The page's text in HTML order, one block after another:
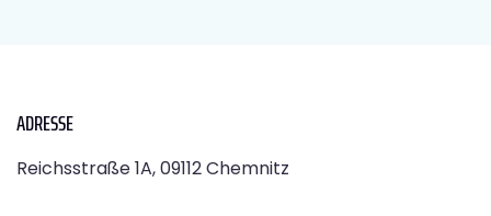
ADRESSE
Reichsstraße 1A, 09112 Chemnitz